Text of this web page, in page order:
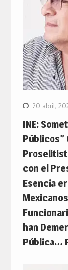
20 abril,
INE:
Públicos”
con el
Esencia
han
Pública…